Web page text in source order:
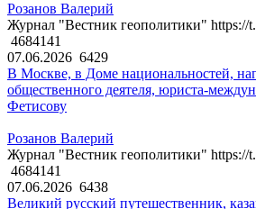
Розанов Валерий
Журнал "Вестник геополитики" https://
4684141
07.06.2026 6429
В Москве, в Доме национальностей,
общественного деятеля, юриста-
Фетисову
Розанов Валерий
Журнал "Вестник геополитики" https://
4684141
07.06.2026 6438
Великий русский путешественник,